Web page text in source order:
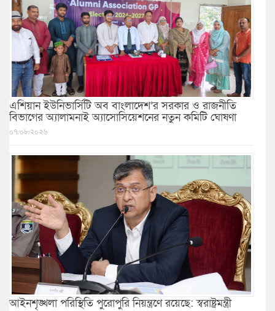
এশিয়ান ইউনিভার্সিটি অব বাংলাদেশ’র সরকার ও রাজনীতি
বিভাগের অ্যালামনাই অ্যাসোসিয়েশনের নতুন কমিটি ঘোষণা
০৭/০৮/২০২৬
আইনশৃঙ্খলা পরিস্থিতি পুরোপুরি নিয়ন্ত্রণে রয়েছে: স্বরাষ্ট্রমন্ত্রী